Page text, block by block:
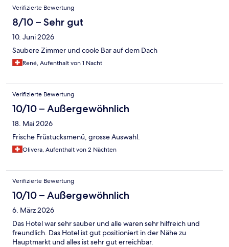
Bewertungen
Verifizierte Bewertung
8/10 – Sehr gut
10. Juni 2026
Saubere Zimmer und coole Bar auf dem Dach
René, Aufenthalt von 1 Nacht
Verifizierte Bewertung
10/10 – Außergewöhnlich
18. Mai 2026
Frische Früstucksmenü, grosse Auswahl.
Olivera, Aufenthalt von 2 Nächten
Verifizierte Bewertung
10/10 – Außergewöhnlich
6. März 2026
Das Hotel war sehr sauber und alle waren sehr hilfreich und
freundlich. Das Hotel ist gut positioniert in der Nähe zu
Hauptmarkt und alles ist sehr gut erreichbar.